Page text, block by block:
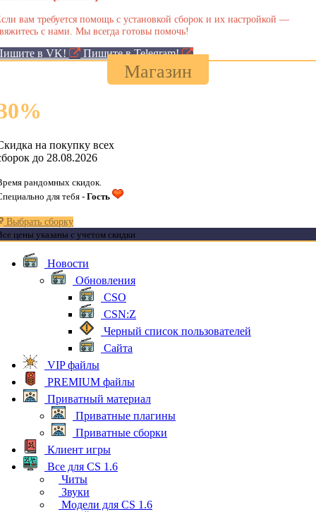
вам требуется помощь с установкой сборок и их настройкой —
с нами. Мы всегда готовы помочь!
в VK! Пишите в Telegram!
Магазин
%
на покупку всех
до 28.08.2026
рандомных скидок.
для тебя - Гость
Выбрать сборку
цены указаны с учетом скидки
Новости
Обновления
CSO
CSN:Z
Черный список пользователей
Сайта
VIP файлы
PREMIUM файлы
Приватный материал
Приватные плагины
Приватные сборки
Клиент игры
Все для CS 1.6
Читы
Звуки
Модели для CS 1.6